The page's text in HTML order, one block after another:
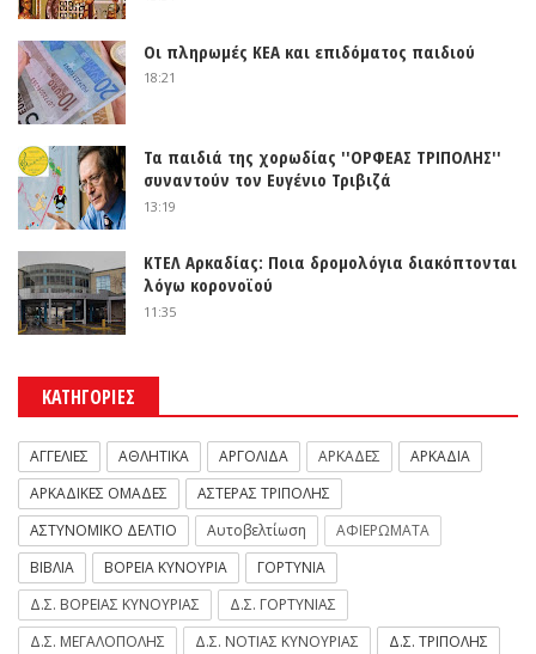
Οι πληρωμές ΚΕΑ και επιδόματος παιδιού
18:21
Τα παιδιά της χορωδίας ''ΟΡΦΕΑΣ ΤΡΙΠΟΛΗΣ''
συναντούν τον Ευγένιο Τριβιζά
13:19
ΚΤΕΛ Αρκαδίας: Ποια δρομολόγια διακόπτονται
λόγω κορονοϊού
11:35
ΚΑΤΗΓΟΡΙΕΣ
ΑΓΓΕΛΙΕΣ ΑΘΛΗΤΙΚΑ ΑΡΓΟΛΙΔΑ ΑΡΚΑΔΕΣ
ΑΡΚΑΔΙΑ
ΑΡΚΑΔΙΚΕΣ ΟΜΑΔΕΣ
ΑΣΤΕΡΑΣ ΤΡΙΠΟΛΗΣ
ΑΣΤΥΝΟΜΙΚΟ ΔΕΛΤΙΟ
Αυτοβελτίωση
ΑΦΙΕΡΩΜΑΤΑ
ΒΙΒΛΙΑ
ΒΟΡΕΙΑ ΚΥΝΟΥΡΙΑ
ΓΟΡΤΥΝΙΑ
Δ.Σ. ΒΟΡΕΙΑΣ ΚΥΝΟΥΡΙΑΣ
Δ.Σ. ΓΟΡΤΥΝΙΑΣ
Δ.Σ. ΜΕΓΑΛΟΠΟΛΗΣ
Δ.Σ. ΝΟΤΙΑΣ ΚΥΝΟΥΡΙΑΣ
Δ.Σ. ΤΡΙΠΟΛΗΣ